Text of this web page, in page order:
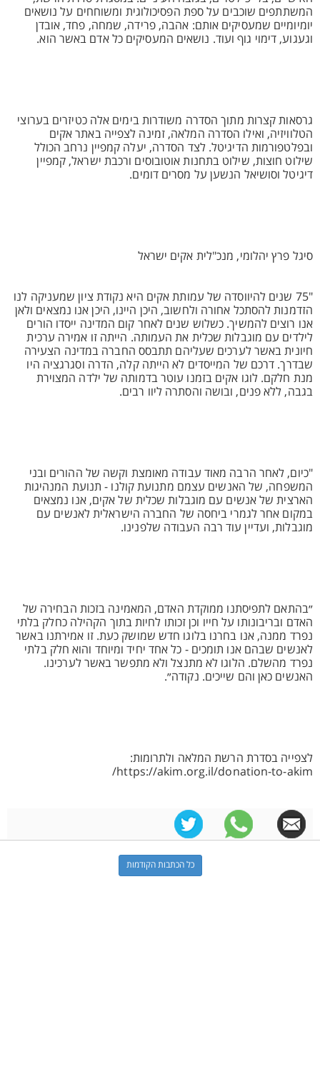
המשתתפים שוכבים על ספת הפסיכולוגית ומשוחחים על נושאים
יומיומיים שמעסיקים אותם: אהבה, פרידה, שמחה, פחד, אובדן
וגעגוע, דימוי גוף ועוד. נושאים המעסיקים כל אדם באשר הוא.
גרסאות קצרות מתוך הסדרה משודרות בימים אלה כטיזרים בערוצי
הטלוויזיה, ואילו הסדרה המלאה, זמינה לצפייה באתר אקים
ובפלטפורמות הדיגיטל. לצד הסדרה, יעלה קמפיין נרחב הכולל
שילוט חוצות, שילוט בתחנות אוטובוסים ורכבת ישראל, קמפיין
דיגיטל וסושיאל הנשען על מסרים דומים.
סיגל פרץ יהלומי, מנכ"לית אקים ישראל
"75 שנים להיווסדה של עמותת אקים היא נקודת ציון שמעניקה לנו
הזדמנות להסתכל אחורה ולחשוב, היכן היינו, היכן אנו נמצאים ולאן
אנו רוצים להמשיך. כשלוש שנים לאחר קום המדינה ייסדו הורים
לילדים עם מוגבלות שכלית את העמותה. הייתה זו אמירה ערכית
חיונית באשר לערכים שעליהם תתבסס החברה במדינה הצעירה
שבדרך. דרכם של המייסדים לא הייתה קלה, הדרה וסגרגציה היו
מנת חלקם. לוגו אקים בזמנו עוטר בדמותה של ילדה המצוירת
בגבה, ללא פנים, ובושה והסתרה ליוו רבים.
"כיום, לאחר הרבה מאוד עבודה מאומצת וקשה של ההורים ובני
המשפחה, של האנשים עצמם מתנועת קולנו - תנועת המנהיגות
הארצית של אנשים עם מוגבלות שכלית של אקים, אנו נמצאים
במקום אחר לגמרי ביחסה של החברה הישראלית לאנשים עם
מוגבלות, ועדיין עוד רבה העבודה שלפנינו.
״בהתאם לתפיסתנו ממוקדת האדם, המאמינה בזכות הבחירה של
האדם ובריבונותו על חייו וכן זכותו לחיות בתוך הקהילה כחלק בלתי
נפרד ממנה, אנו בחרנו בלוגו חדש שמושק כעת. זו אמירתנו באשר
לאנשים שבהם אנו תומכים - כל אחד יחיד ומיוחד והוא חלק בלתי
נפרד מהשלם. הלוגו לא מתנצל ולא מתפשר באשר לערכינו.
האנשים כאן והם שייכים. נקודה״.
לצפייה בסדרת הרשת המלאה ולתרומות:
https://akim.org.il/donation-to-akim/
כל הכתבות הקודמות